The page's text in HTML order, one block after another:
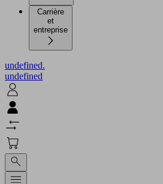
Carrière
et
entreprise
undefined.
undefined